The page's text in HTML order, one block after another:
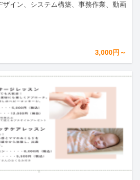
ザイン、システム構築、事務作業、動画
3,000円～